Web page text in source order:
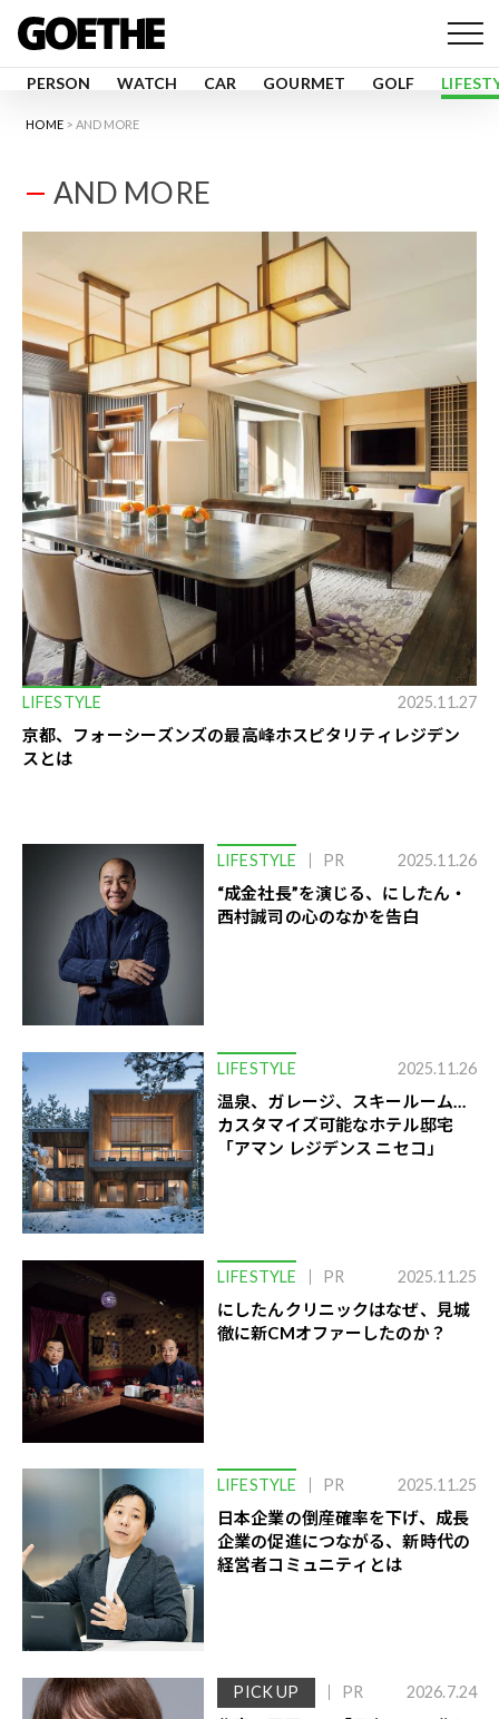
PERSON WATCH CAR GOURMET GOLF
HOME AND MORE
AND MORE
LIFESTYLE 2025.11.27
京都、フォーシーズンズの最高峰ホスピタリティレジデン
スとは
LIFESTYLE PR 2025.11.26
“成金社長”を演じる、にしたん・
西村誠司の心のなかを告白
LIFESTYLE 2025.11.26
温泉、ガレージ、スキールーム…
カスタマイズ可能なホテル邸宅
「アマン レジデンス ニセコ」
LIFESTYLE PR 2025.11.25
にしたんクリニックはなぜ、見城
徹に新CMオファーしたのか？
LIFESTYLE PR 2025.11.25
日本企業の倒産確率を下げ、成長
企業の促進につながる、新時代の
経営者コミュニティとは
PICK UP PR 2026.7.24